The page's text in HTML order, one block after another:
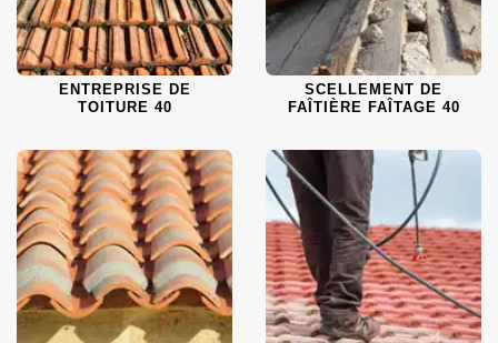
ENTREPRISE DE
TOITURE 40
SCELLEMENT DE
FAÎTIÈRE FAÎTAGE 40